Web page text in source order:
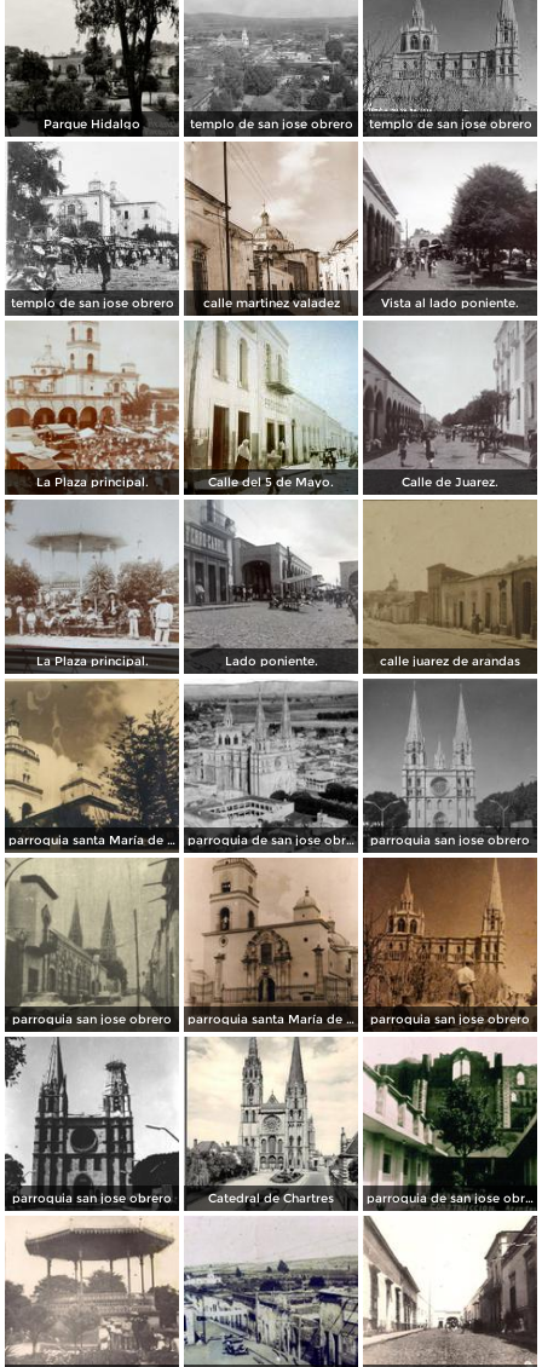
Parque Hidalgo templo de san jose obrero templo de san jose obrero
templo de san jose obrero calle martinez valadez Vista al lado poniente.
La Plaza principal. Calle del 5 de Mayo. Calle de Juarez.
La Plaza principal. Lado poniente. calle juarez de arandas
parroquia santa María de Guadalupe parroquia de san jose obrero parroquia san jose obrero
parroquia san jose obrero parroquia santa María de Guadalupe parroquia san jose obrero
parroquia san jose obrero Catedral de Chartres parroquia de san jose obrero